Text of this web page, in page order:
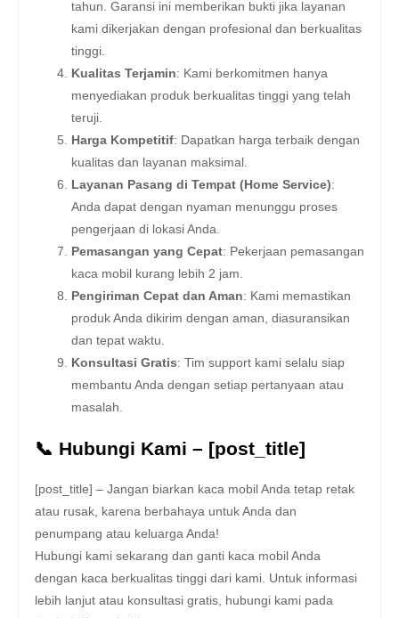
tahun. Garansi ini memberikan bukti jika layanan
kami dikerjakan dengan profesional dan berkualitas
tinggi.
Kualitas Terjamin: Kami berkomitmen hanya
menyediakan produk berkualitas tinggi yang telah
teruji.
Harga Kompetitif: Dapatkan harga terbaik dengan
kualitas dan layanan maksimal.
Layanan Pasang di Tempat (Home Service):
Anda dapat dengan nyaman menunggu proses
pengerjaan di lokasi Anda.
Pemasangan yang Cepat: Pekerjaan pemasangan
kaca mobil kurang lebih 2 jam.
Pengiriman Cepat dan Aman: Kami memastikan
produk Anda dikirim dengan aman, diasuransikan
dan tepat waktu.
Konsultasi Gratis: Tim support kami selalu siap
membantu Anda dengan setiap pertanyaan atau
masalah.
📞 Hubungi Kami – [post_title]
[post_title] – Jangan biarkan kaca mobil Anda tetap retak
atau rusak, karena berbahaya untuk Anda dan
penumpang atau keluarga Anda!
Hubungi kami sekarang dan ganti kaca mobil Anda
dengan kaca berkualitas tinggi dari kami. Untuk informasi
lebih lanjut atau konsultasi gratis, hubungi kami pada